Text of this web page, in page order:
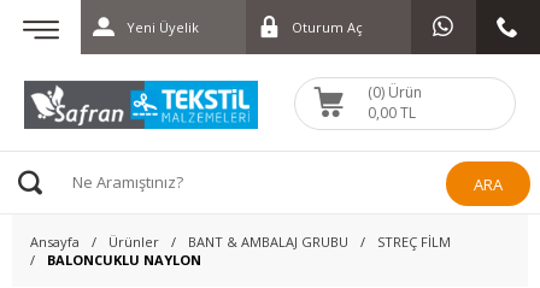
Yeni Üyelik Oturum Aç
(0) Ürün
0,00 TL
ARA
Ansayfa Ürünler BANT & AMBALAJ GRUBU
STREÇ FİLM
BALONCUKLU NAYLON